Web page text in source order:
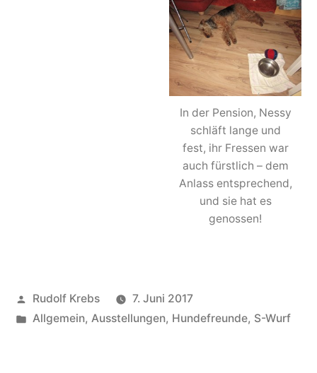
In der Pension, Nessy
schläft lange und
fest, ihr Fressen war
auch fürstlich – dem
Anlass entsprechend,
und sie hat es
genossen!
Veröffentlicht
von
Rudolf Krebs
7. Juni 2017
Veröffentlicht
Allgemein, Ausstellungen, Hundefreunde, S-Wurf